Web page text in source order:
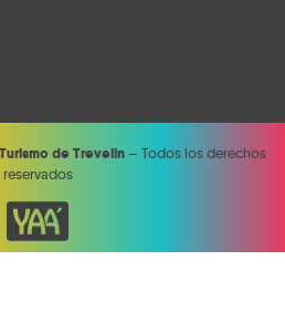
de Trevelin – Todos los derechos
reservados